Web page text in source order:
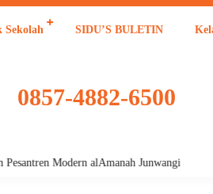
Sekolah SIDU’S BULETIN
0857-4882-6500
Modern alAmanah Junwangi